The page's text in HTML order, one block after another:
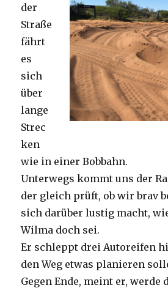
der
Straße
fährt
es
sich
über
lange
Strec
ken
wie in einer Bobbahn.
Unterwegs kommt uns der
der gleich prüft, ob wir brav
sich darüber lustig macht,
Wilma doch sei.
Er schleppt drei Autoreifen
den Weg etwas planieren
Gegen Ende, meint er, werde